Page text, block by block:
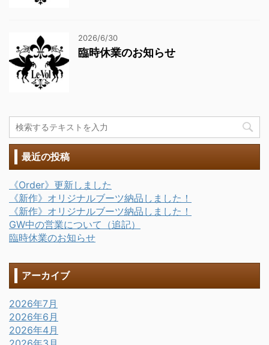
2026/6/30
臨時休業のお知らせ
最近の投稿
《Order》更新しました
《新作》オリジナルブーツ納品しました！
《新作》オリジナルブーツ納品しました！
GW中の営業について（追記）
臨時休業のお知らせ
アーカイブ
2026年7月
2026年6月
2026年4月